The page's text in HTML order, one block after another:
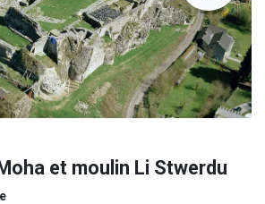
et moulin Li Stwerdu